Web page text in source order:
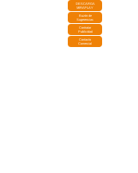
DESCARGA
MIRAPLAY
Buzón de
Sugerencias
Contratar
Publicidad
Contacto
Comercial